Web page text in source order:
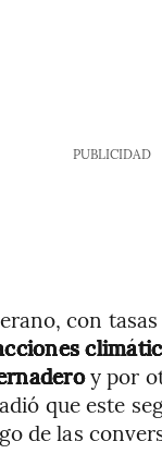
PUBLICIDAD
con
y por
que este
de las